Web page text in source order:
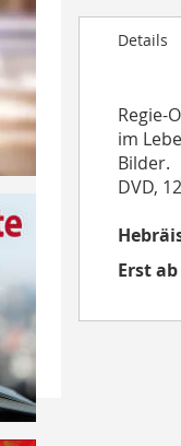
to
images
gallery
Details
Regie-
im
Bilder.
DVD,
Erst